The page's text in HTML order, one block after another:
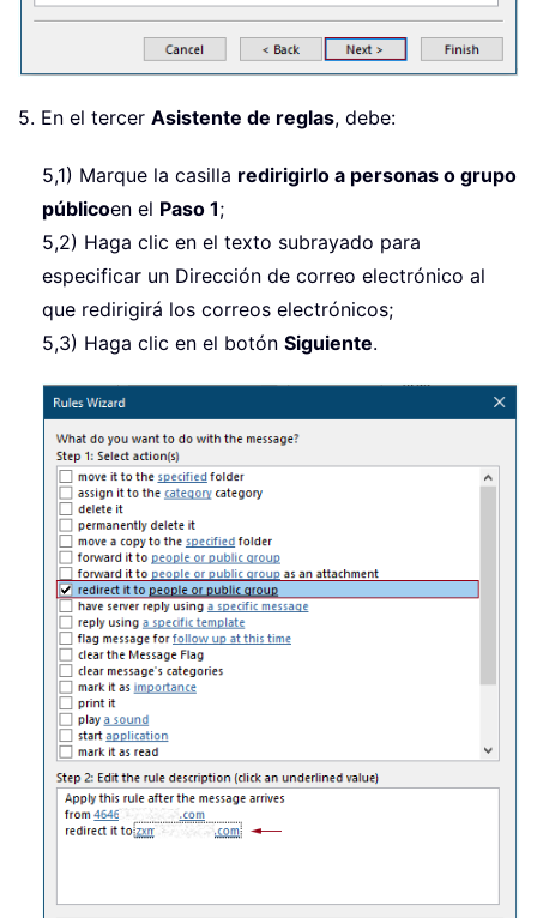
5. En el tercer Asistente de reglas, debe:
5,1) Marque la casilla redirigirlo a personas o grupo
públicoen el Paso 1;
5,2) Haga clic en el texto subrayado para
especificar un Dirección de correo electrónico al
que redirigirá los correos electrónicos;
5,3) Haga clic en el botón Siguiente.